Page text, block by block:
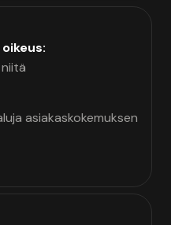
asiakaskokemuksen